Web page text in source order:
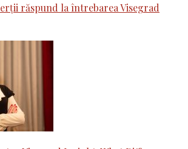
răspund la întrebarea Visegrad